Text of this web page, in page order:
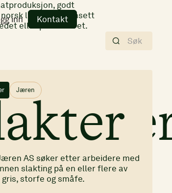
inn Kontakt
godt
landbruk, uansett
eller på kontoret.
Jæren
AS søker etter arbeidere med
slakting på en eller flere av
gris, storfe og småfe.